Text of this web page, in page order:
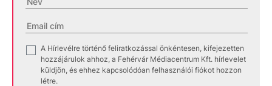
A Hírlevélre történő feliratkozással önkéntesen, kifejezetten
hozzájárulok ahhoz, a Fehérvár Médiacentrum Kft. hírlevelet
küldjön, és ehhez kapcsolódóan felhasználói fiókot hozzon
létre.